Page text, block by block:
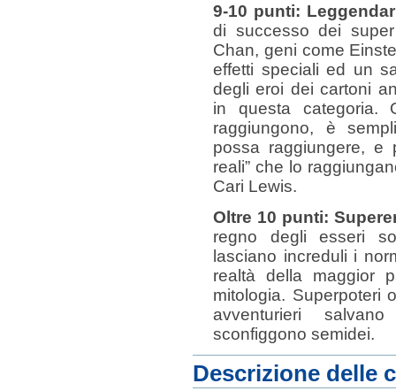
9-10 punti:
di successo dei
Chan, geni come
effetti speciali ed un
degli eroi dei cartoni
in questa categoria.
raggiungono, è
possa raggiungere, e
reali” che lo
Cari Lewis.
Oltre 10 punti:
regno degli esseri
lasciano increduli i
realtà della maggior
mitologia. Superpoteri
avventurieri
sconfiggono semidei.
Descrizione delle